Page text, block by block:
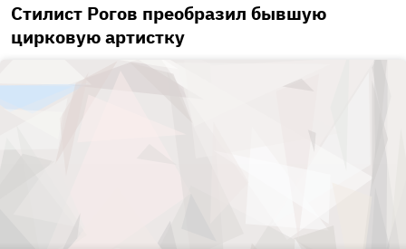
Стилист Рогов преобразил бывшую
цирковую артистку